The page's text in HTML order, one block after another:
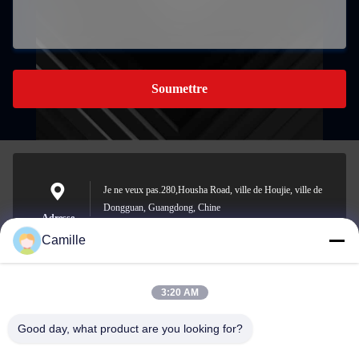
Soumettre
Adresse
Je ne veux pas.280,Housha Road, ville de Houjie, ville de
Dongguan, Guangdong, Chine
E-mail
sunny.xu@woolsche.com
Camille
3:20 AM
Good day, what product are you looking for?